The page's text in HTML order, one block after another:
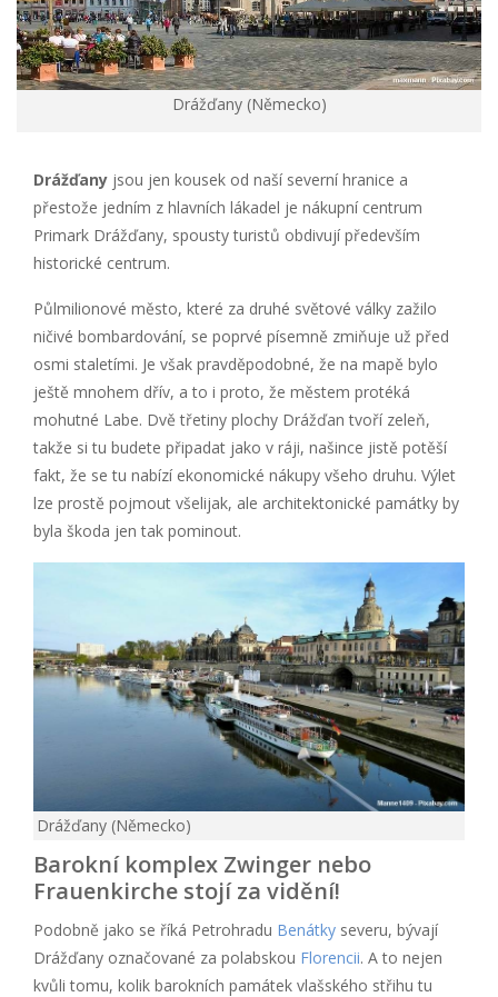
Drážďany (Německo)
Drážďany jsou jen kousek od naší severní hranice a
přestože jedním z hlavních lákadel je nákupní centrum
Primark Drážďany, spousty turistů obdivují především
historické centrum.
Půlmilionové město, které za druhé světové války zažilo
ničivé bombardování, se poprvé písemně zmiňuje už před
osmi staletími. Je však pravděpodobné, že na mapě bylo
ještě mnohem dřív, a to i proto, že městem protéká
mohutné Labe. Dvě třetiny plochy Drážďan tvoří zeleň,
takže si tu budete připadat jako v ráji, našince jistě potěší
fakt, že se tu nabízí ekonomické nákupy všeho druhu. Výlet
lze prostě pojmout všelijak, ale architektonické památky by
byla škoda jen tak pominout.
Drážďany (Německo)
Barokní komplex Zwinger nebo
Frauenkirche stojí za vidění!
Podobně jako se říká Petrohradu Benátky severu, bývají
Drážďany označované za polabskou Florencii. A to nejen
kvůli tomu, kolik barokních památek vlašského střihu tu